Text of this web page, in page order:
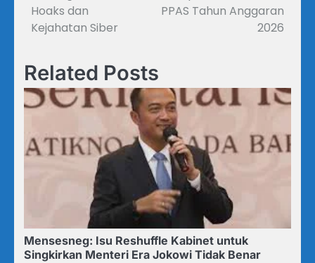
Hoaks dan
Kejahatan Siber
PPAS Tahun Anggaran
2026
Related Posts
Mensesneg: Isu Reshuffle Kabinet untuk
Singkirkan Menteri Era Jokowi Tidak Benar